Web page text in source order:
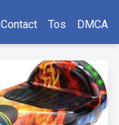
Contact Tos DMCA